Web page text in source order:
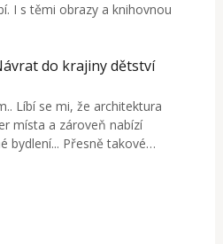
I s těmi obrazy a knihovnou
do krajiny dětství
Líbí se mi, že architektura
místa a zároveň nabízí
bydlení... Přesně takové…